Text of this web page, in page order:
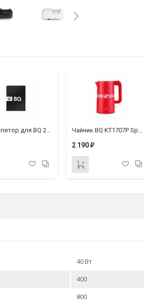
2 190 ₽
40 Вт
400
800